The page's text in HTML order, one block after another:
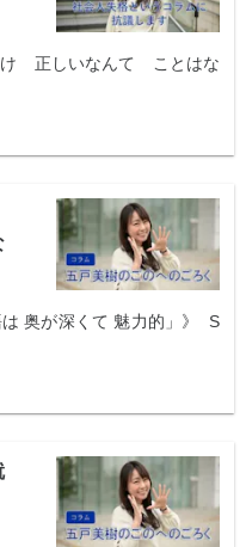
け 正しいなんて ことはな
は 奥が深くて 魅力的」》 S